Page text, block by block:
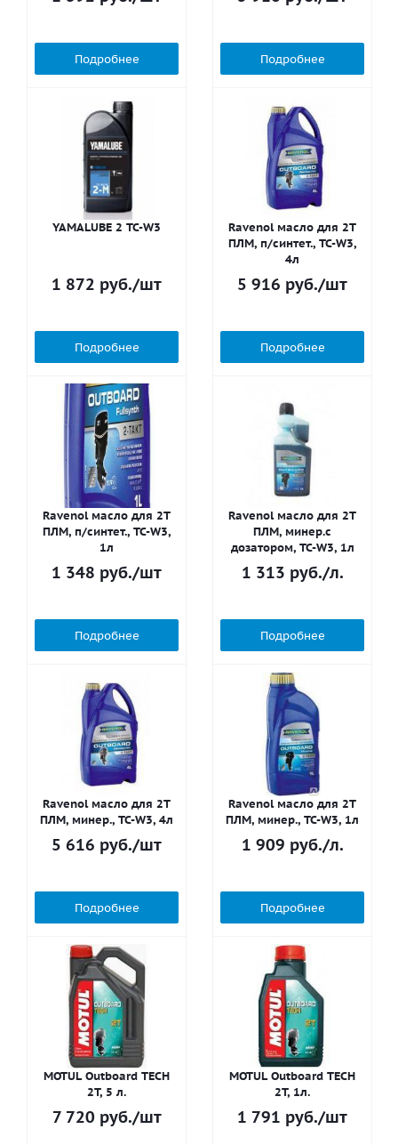
Подробнее Подробнее
YAMALUBE 2 TC-W3
1 872 руб./шт
Подробнее
Ravenol масло для 2T
ПЛМ, п/синтет., TC-W3,
4л
5 916 руб./шт
Подробнее
Ravenol масло для 2T
ПЛМ, п/синтет., TC-W3,
1л
1 348 руб./шт
Подробнее
Ravenol масло для 2T
ПЛМ, минер.с
дозатором, TC-W3, 1л
1 313 руб./л.
Подробнее
Ravenol масло для 2T
ПЛМ, минер., TC-W3, 4л
5 616 руб./шт
Подробнее
Ravenol масло для 2T
ПЛМ, минер., TC-W3, 1л
1 909 руб./л.
Подробнее
MOTUL Outboard TECH
2T, 5 л.
7 720 руб./шт
MOTUL Outboard TECH
2T, 1л.
1 791 руб./шт